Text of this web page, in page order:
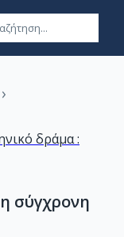
›
δράμα :
σύγχρονη